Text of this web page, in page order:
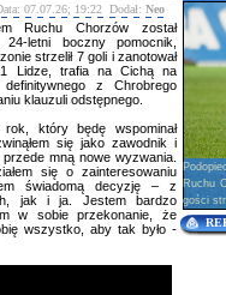
07.07.26; 19:22 Dodał: Neo
Ruchu Chorzów został
letni boczny pomocnik,
strzelił 7 goli i zanotował
Lidze, trafia na Cichą na
z Chrobrego
klauzuli odstępnego.
który będę wspominał
się jako zawodnik i
mną nowe wyzwania.
się o zainteresowaniu
świadomą decyzję – z
jak i ja. Jestem bardzo
w sobie przekonanie, że
wszystko, aby tak było -
Ruchu
gości